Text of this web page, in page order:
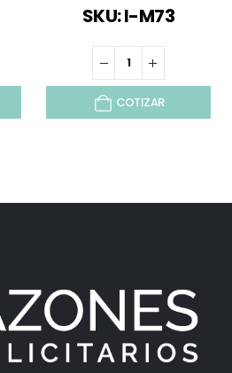
SKU: I-M73
COTIZAR